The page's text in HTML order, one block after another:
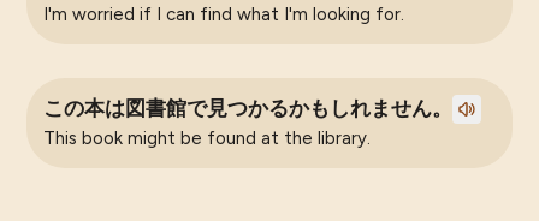
I'm worried if I can find what I'm looking for.
この本は図書館で見つかるかもしれません。
This book might be found at the library.